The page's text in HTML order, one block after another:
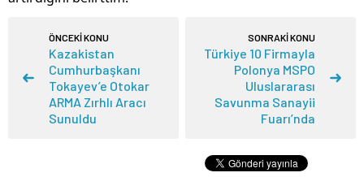
ÖNCEKİ KONU
Kazakistan
Cumhurbaşkanı
Tokayev’e Otokar
ARMA Zırhlı Aracı
Sunuldu
SONRAKİ KONU
Türkiye 10 Firmayla
Polonya MSPO
Uluslararası
Savunma Sanayii
Fuarı’nda